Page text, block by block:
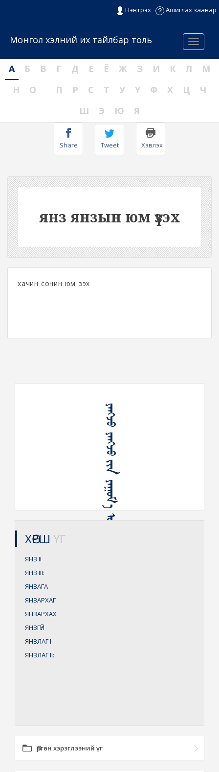
Нэвтрэх Ашиглах заавар
Menu
Монгол хэлний их тайлбар толь
А Б В Г Д Е Ё Ж З И К Л
М
Н
О П Р С Т У Ү Ф Х Ц
Ч
Ш
Э Ю Я
Share Tweet Хэвлэх
янз янзын юм үзэх
хачин сонин юм үзэх
ᠶᠠᠩᠵᠤ ᠶᠠᠩᠵᠤ ᠶᠢᠨ ᠶᠠᠭᠤᠮ᠎ᠠ ᠦᠵᠡᠬᠦ
ХӨРШ ҮГ
ЯНЗ II
ЯНЗ III:
ЯНЗАГА
ЯНЗАРХАГ
ЯНЗАРХАХ
ЯНЗГҮЙ
ЯНЗЛАГI
ЯНЗЛАГII:
Өргөн хэрэглээний үг